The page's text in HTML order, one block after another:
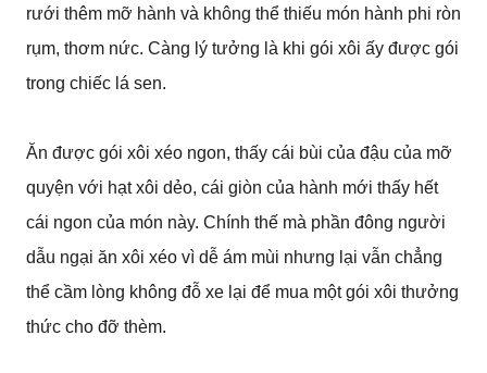
rưới thêm mỡ hành và không thể thiếu món hành phi ròn
rụm, thơm nức. Càng lý tưởng là khi gói xôi ấy được gói
trong chiếc lá sen.
Ăn được gói xôi xéo ngon, thấy cái bùi của đậu của mỡ
quyện với hạt xôi dẻo, cái giòn của hành mới thấy hết
cái ngon của món này. Chính thế mà phần đông người
dẫu ngại ăn xôi xéo vì dễ ám mùi nhưng lại vẫn chẳng
thể cầm lòng không đỗ xe lại để mua một gói xôi thưởng
thức cho đỡ thèm.